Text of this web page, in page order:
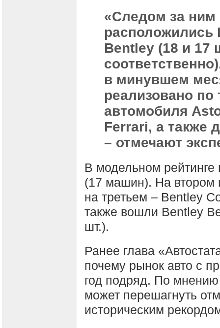
«Следом за ним
расположились
Bentley (18 и 17
в минувшем
реализовано
автомобиля
Ferrari, а также
– отмечают
В модельном рейтинге
(17 машин). На втором
на третьем – Bentley
также вошли Bentley
шт.).
Ранее глава
почему рынок авто с
год подряд. По мнению
может перешагнуть
историческим